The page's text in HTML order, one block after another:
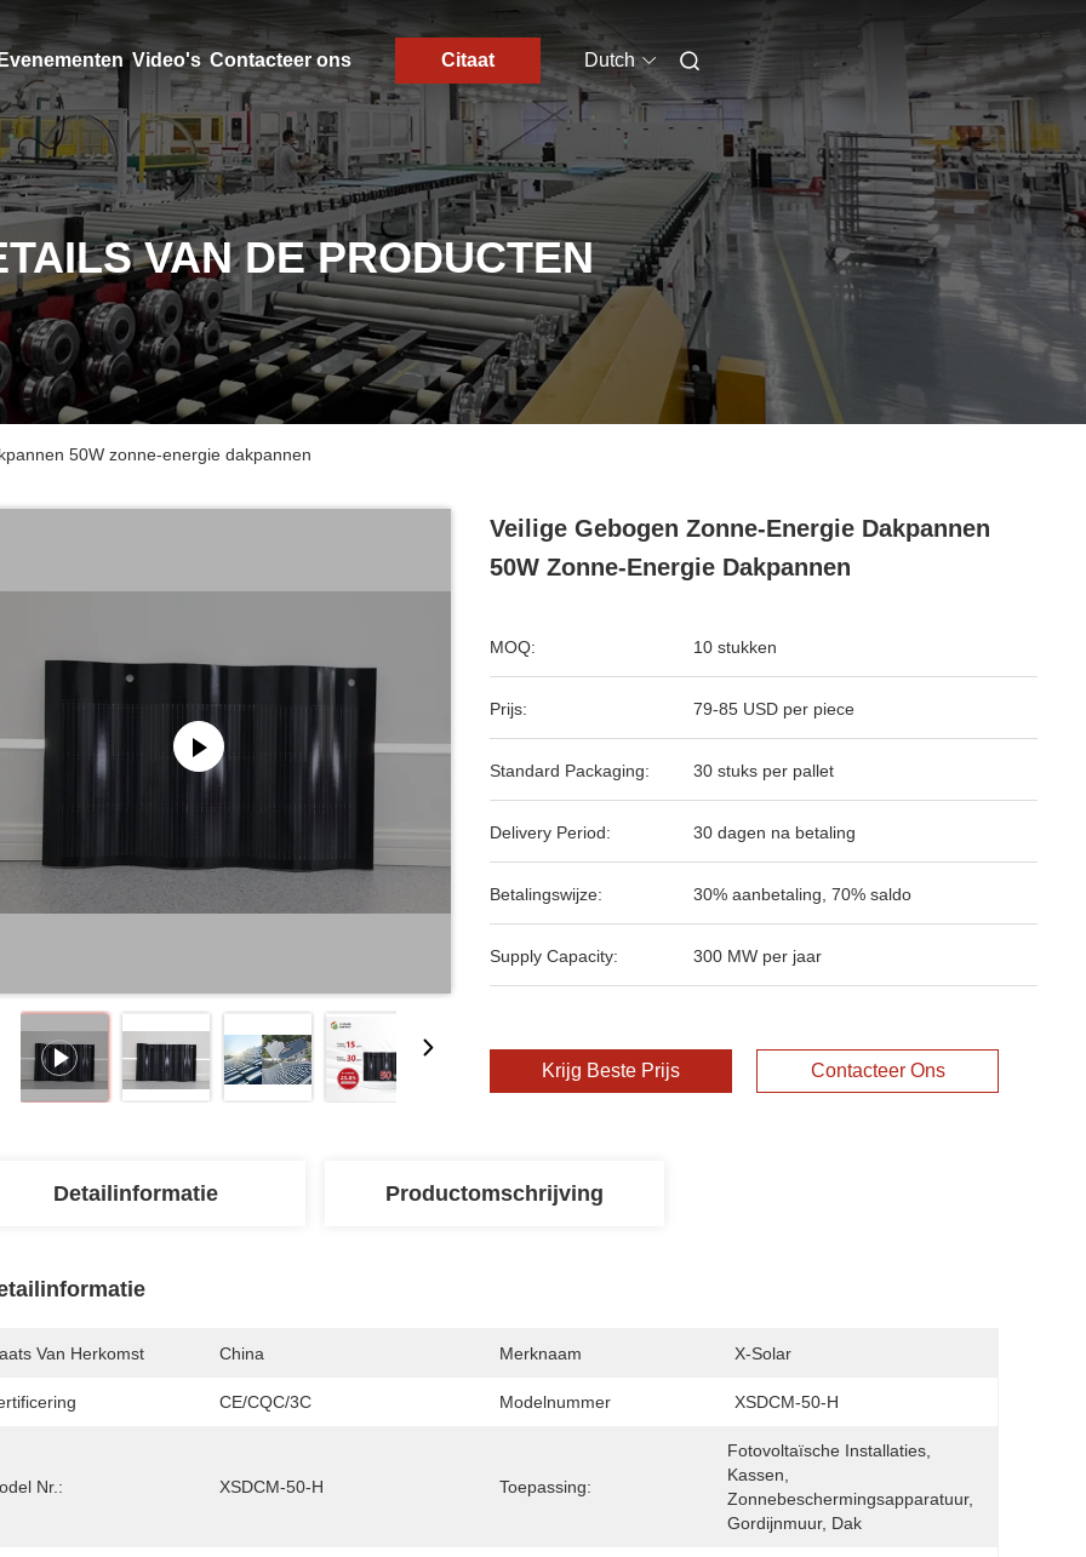
Video's Contacteer ons Citaat Dutch
VAN DE PRODUCTEN
50W zonne-energie dakpannen
Veilige Gebogen Zonne-Energie Dakpannen
50W Zonne-Energie Dakpannen
MOQ: 10 stukken
Prijs: 79-85 USD per piece
Standard Packaging: 30 stuks per pallet
Delivery Period: 30 dagen na betaling
Betalingswijze: 30% aanbetaling, 70% saldo
Supply Capacity: 300 MW per jaar
Krijg Beste Prijs Contacteer Ons
Detailinformatie Productomschrijving
Van Herkomst China Merknaam X-Solar
CE/CQC/3C Modelnummer XSDCM-50-H
Nr.: XSDCM-50-H Toepassing:
Fotovoltaïsche Installaties,
Kassen,
Zonnebeschermingsapparatuur,
Gordijnmuur, Dak